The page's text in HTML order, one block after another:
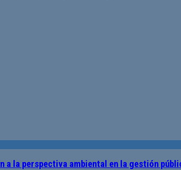
la perspectiva ambiental en la gestión